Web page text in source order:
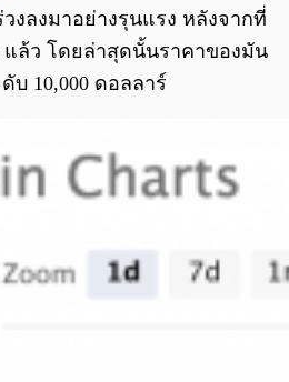
งลงมาอย่างรุนแรง หลังจากที่
แล้ว โดยล่าสุดนั้นราคาของมัน
บ 10,000 ดอลลาร์